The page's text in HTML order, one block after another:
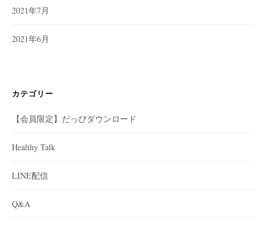
2021年7月
2021年6月
カテゴリー
【会員限定】だっぴダウンロード
Healthy Talk
LINE配信
Q&A